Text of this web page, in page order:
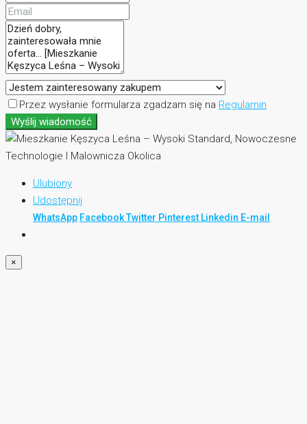
Przez wysłanie formularza zgadzam się na Regulamin
Wyślij wiadomość
Ulubiony
Udostępnij
WhatsApp FacebookTwitter Pinterest Linkedin E-mail
×